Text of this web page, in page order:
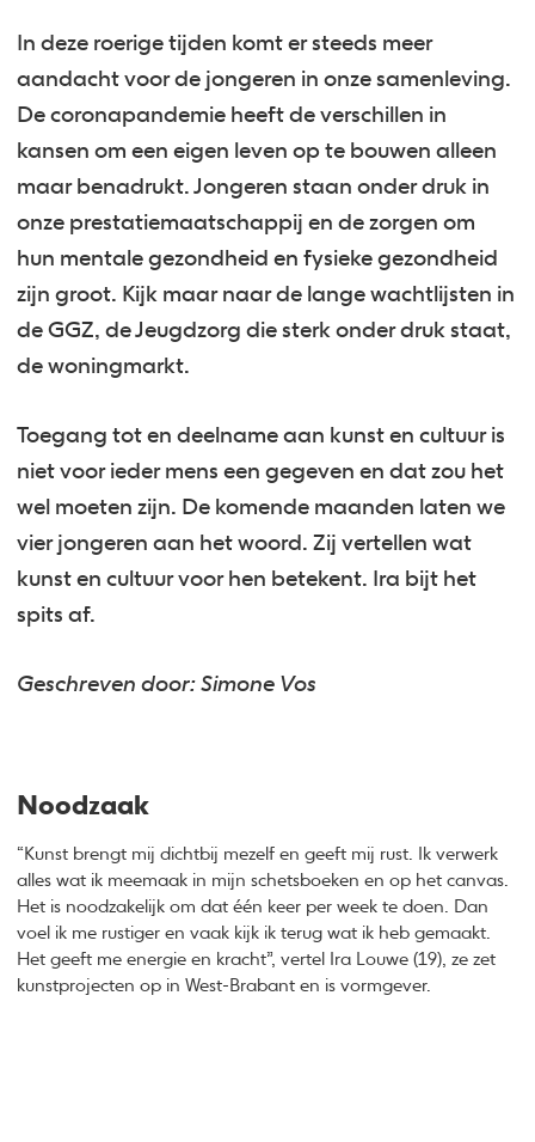
In deze roerige tijden komt er steeds meer
aandacht voor de jongeren in onze samenleving.
De coronapandemie heeft de verschillen in
kansen om een eigen leven op te bouwen alleen
maar benadrukt. Jongeren staan onder druk in
onze prestatiemaatschappij en de zorgen om
hun mentale gezondheid en fysieke gezondheid
zijn groot. Kijk maar naar de lange wachtlijsten in
de GGZ, de Jeugdzorg die sterk onder druk staat,
de woningmarkt.
Toegang tot en deelname aan kunst en cultuur is
niet voor ieder mens een gegeven en dat zou het
wel moeten zijn. De komende maanden laten we
vier jongeren aan het woord. Zij vertellen wat
kunst en cultuur voor hen betekent. Ira bijt het
spits af.
Geschreven door: Simone Vos
Noodzaak
“Kunst brengt mij dichtbij mezelf en geeft mij rust. Ik verwerk
alles wat ik meemaak in mijn schetsboeken en op het canvas.
Het is noodzakelijk om dat één keer per week te doen. Dan
voel ik me rustiger en vaak kijk ik terug wat ik heb gemaakt.
Het geeft me energie en kracht”, vertel Ira Louwe (19), ze zet
kunstprojecten op in West-Brabant en is vormgever.